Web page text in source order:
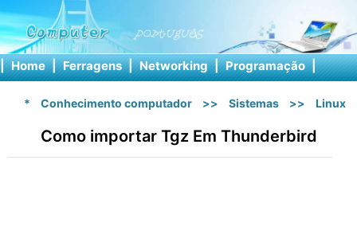
| Home | Ferragens | Networking | Programação |
* Conhecimento computador >> Sistemas >> Linux
Como importar Tgz Em Thunderbird